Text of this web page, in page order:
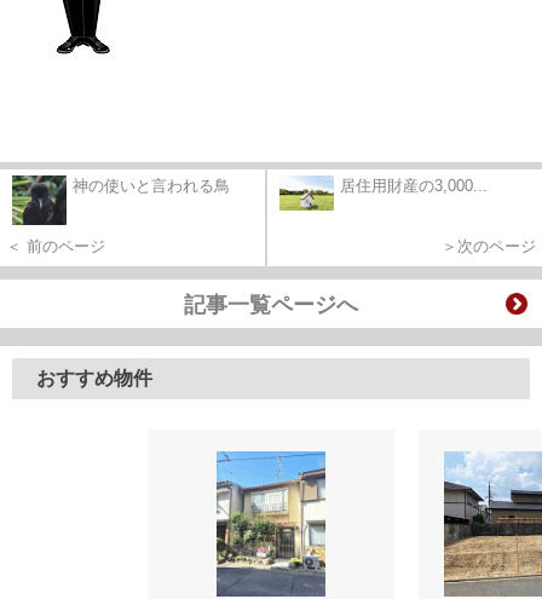
神の使いと言われる鳥
＜ 前のページ
居住用財産の3,000...
＞次のページ
記事一覧ページへ
おすすめ物件